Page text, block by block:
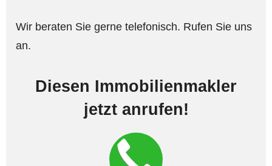
Wir beraten Sie gerne telefonisch. Rufen Sie uns
an.
Diesen Immobilienmakler
jetzt anrufen!